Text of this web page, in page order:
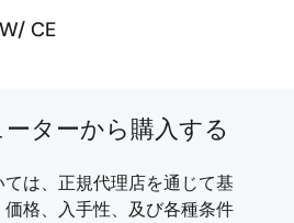
CE
ターから購入する
は、正規代理店を通じて基
格、入手性、及び各種条件